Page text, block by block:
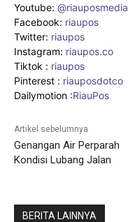
Youtube: @riauposmedia
Facebook: riaupos
Twitter: riaupos
Instagram: riaupos.co
Tiktok : riaupos
Pinterest : riauposdotco
Dailymotion :RiauPos
Artikel sebelumnya
Genangan Air Perparah
Kondisi Lubang Jalan
BERITA LAINNYA